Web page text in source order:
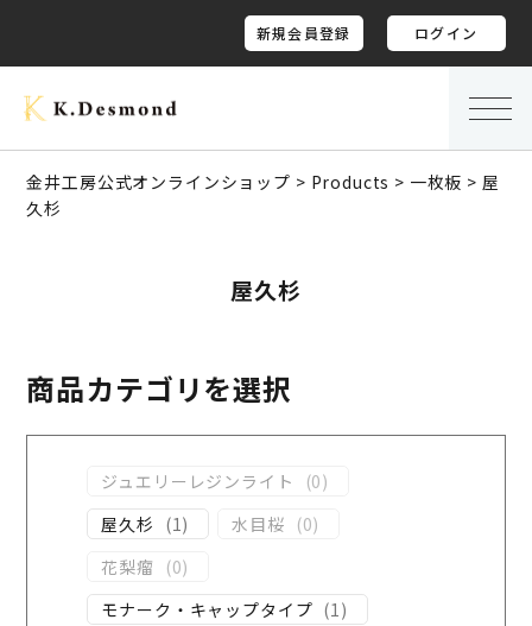
新規会員登録 ログイン
金井工房公式オンラインショップ > Products > 一枚板 > 屋
久杉
屋久杉
商品カテゴリを選択
ジュエリーレジンライト (0)
屋久杉 (1) 水目桜 (0)
花梨瘤
(0)
モナーク・キャップタイプ (1)